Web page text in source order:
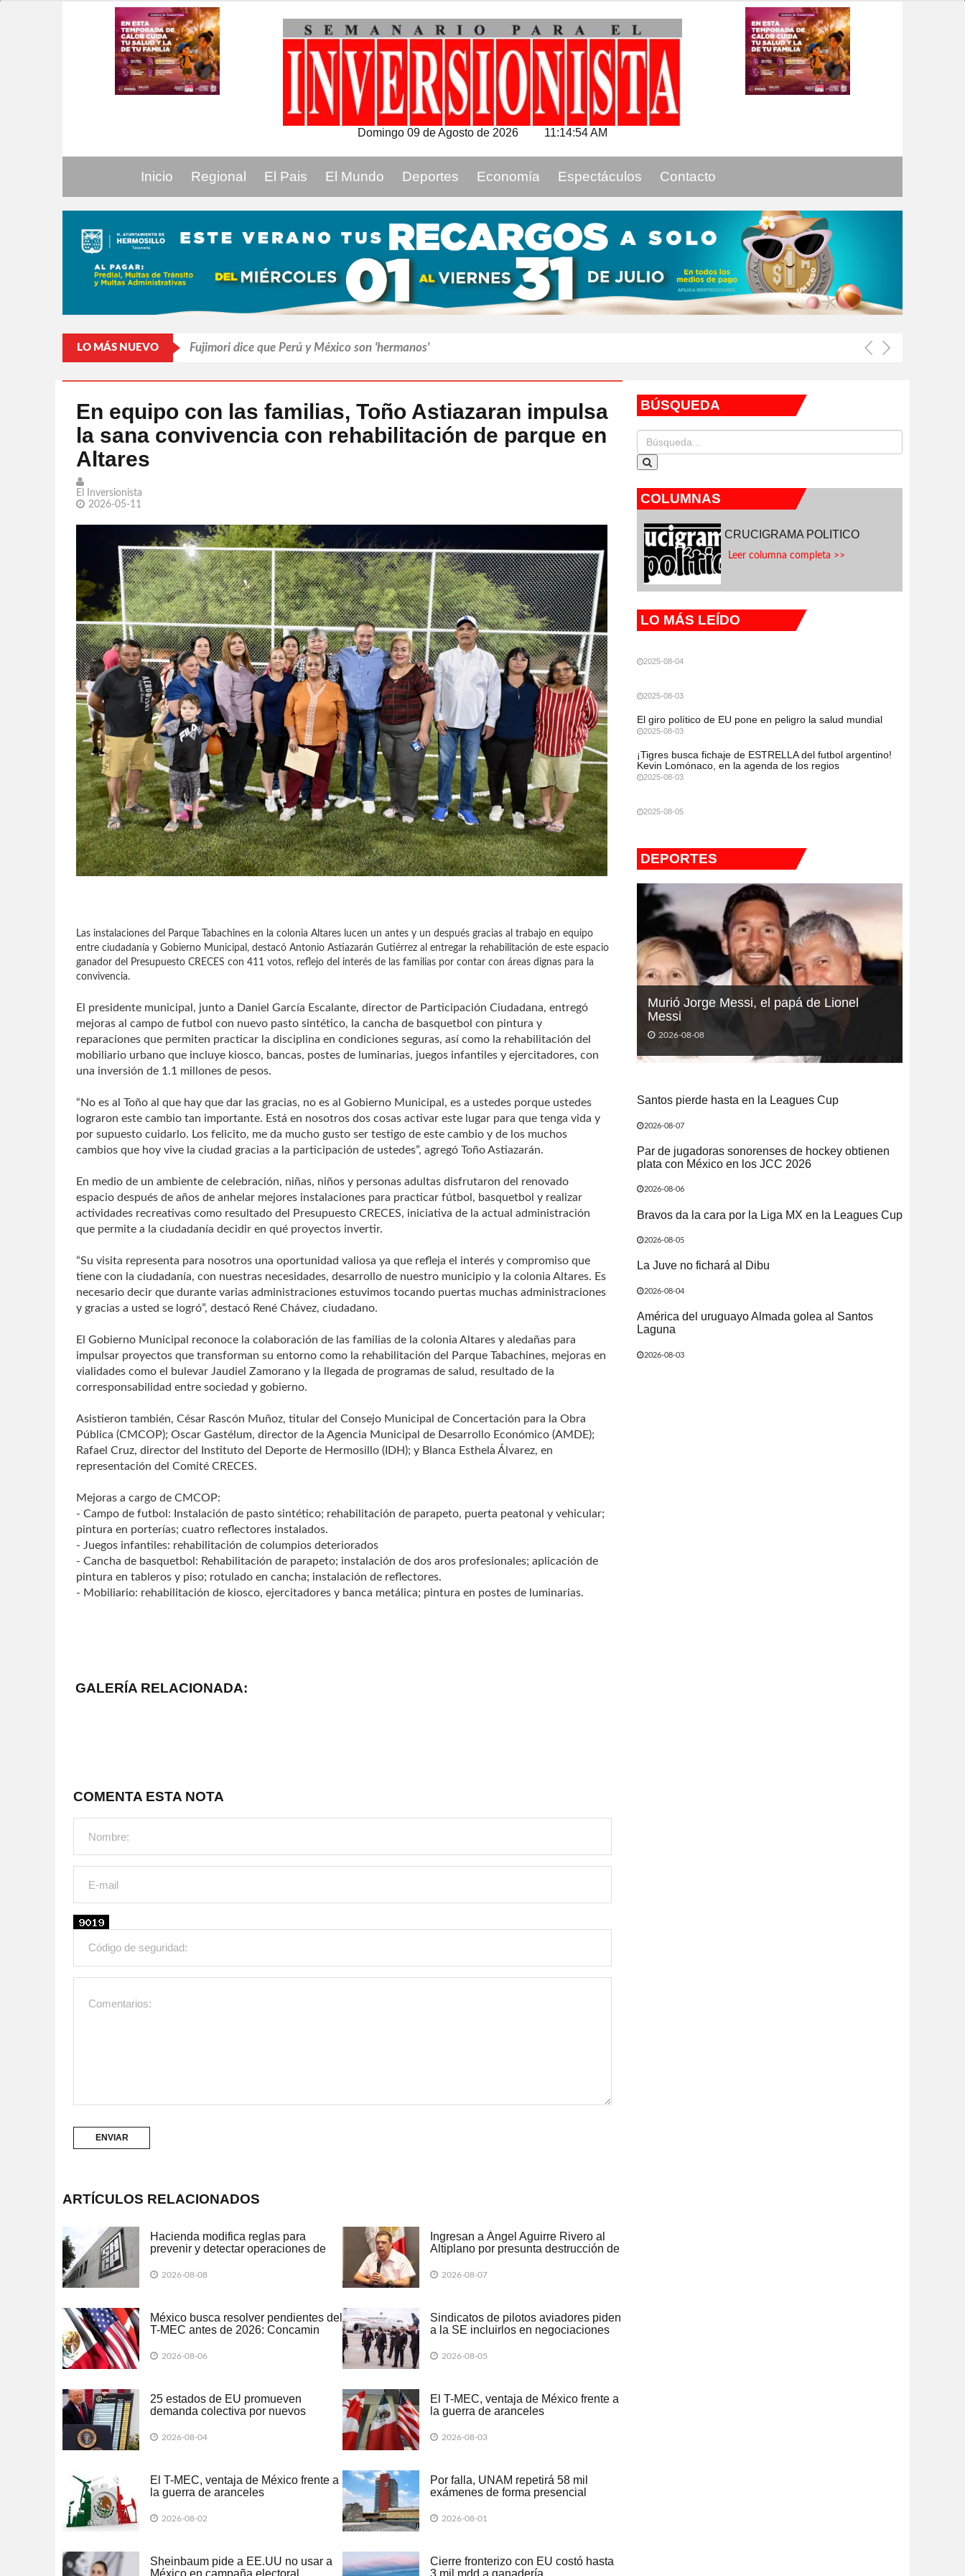
Domingo 09 de Agosto de 2026 11:14:55 AM
Inicio Regional El Pais El Mundo Deportes Economía Espectáculos Contacto
LO MÁS NUEVO Fujimori dice que Perú y México son 'hermanos'
Desechan jueces amparos por nuevo examen en UNAM
Murió Jorge Messi, el papá de Lionel Messi
En equipo con las familias, Toño Astiazaran impulsa
la sana convivencia con rehabilitación de parque en
Altares
El Inversionista
2026-05-11
Las instalaciones del Parque Tabachines en la colonia Altares lucen un antes y un después gracias al trabajo en equipo
entre ciudadanía y Gobierno Municipal, destacó Antonio Astiazarán Gutiérrez al entregar la rehabilitación de este espacio
ganador del Presupuesto CRECES con 411 votos, reflejo del interés de las familias por contar con áreas dignas para la
convivencia.
El presidente municipal, junto a Daniel García Escalante, director de Participación Ciudadana, entregó
mejoras al campo de futbol con nuevo pasto sintético, la cancha de basquetbol con pintura y
reparaciones que permiten practicar la disciplina en condiciones seguras, así como la rehabilitación del
mobiliario urbano que incluye kiosco, bancas, postes de luminarias, juegos infantiles y ejercitadores, con
una inversión de 1.1 millones de pesos.
“No es al Toño al que hay que dar las gracias, no es al Gobierno Municipal, es a ustedes porque ustedes
lograron este cambio tan importante. Está en nosotros dos cosas activar este lugar para que tenga vida y
por supuesto cuidarlo. Los felicito, me da mucho gusto ser testigo de este cambio y de los muchos
cambios que hoy vive la ciudad gracias a la participación de ustedes”, agregó Toño Astiazarán.
En medio de un ambiente de celebración, niñas, niños y personas adultas disfrutaron del renovado
espacio después de años de anhelar mejores instalaciones para practicar fútbol, basquetbol y realizar
actividades recreativas como resultado del Presupuesto CRECES, iniciativa de la actual administración
que permite a la ciudadanía decidir en qué proyectos invertir.
“Su visita representa para nosotros una oportunidad valiosa ya que refleja el interés y compromiso que
tiene con la ciudadanía, con nuestras necesidades, desarrollo de nuestro municipio y la colonia Altares. Es
necesario decir que durante varias administraciones estuvimos tocando puertas muchas administraciones
y gracias a usted se logró”, destacó René Chávez, ciudadano.
El Gobierno Municipal reconoce la colaboración de las familias de la colonia Altares y aledañas para
impulsar proyectos que transforman su entorno como la rehabilitación del Parque Tabachines, mejoras en
vialidades como el bulevar Jaudiel Zamorano y la llegada de programas de salud, resultado de la
corresponsabilidad entre sociedad y gobierno.
Asistieron también, César Rascón Muñoz, titular del Consejo Municipal de Concertación para la Obra
Pública (CMCOP); Oscar Gastélum, director de la Agencia Municipal de Desarrollo Económico (AMDE);
Rafael Cruz, director del Instituto del Deporte de Hermosillo (IDH); y Blanca Esthela Álvarez, en
representación del Comité CRECES.
Mejoras a cargo de CMCOP:
- Campo de futbol: Instalación de pasto sintético; rehabilitación de parapeto, puerta peatonal y vehicular;
pintura en porterías; cuatro reflectores instalados.
- Juegos infantiles: rehabilitación de columpios deteriorados
- Cancha de basquetbol: Rehabilitación de parapeto; instalación de dos aros profesionales; aplicación de
pintura en tableros y piso; rotulado en cancha; instalación de reflectores.
- Mobiliario: rehabilitación de kiosco, ejercitadores y banca metálica; pintura en postes de luminarias.
GALERÍA RELACIONADA:
COMENTA ESTA NOTA
ARTÍCULOS RELACIONADOS
Hacienda modifica reglas para
prevenir y detectar operaciones de
2026-08-08
Ingresan a Ángel Aguirre Rivero al
Altiplano por presunta destrucción de
2026-08-07
México busca resolver pendientes del
T-MEC antes de 2026: Concamin
2026-08-06
Sindicatos de pilotos aviadores piden
a la SE incluirlos en negociaciones
2026-08-05
25 estados de EU promueven
demanda colectiva por nuevos
2026-08-04
El T-MEC, ventaja de México frente a
la guerra de aranceles
2026-08-03
El T-MEC, ventaja de México frente a
la guerra de aranceles
2026-08-02
Por falla, UNAM repetirá 58 mil
exámenes de forma presencial
2026-08-01
Sheinbaum pide a EE.UU no usar a
México en campaña electoral
Cierre fronterizo con EU costó hasta
3 mil mdd a ganadería
BÚSQUEDA
COLUMNAS
CRUCIGRAMA POLITICO
Leer columna completa >>
LO MÁS LEÍDO
2025-08-04
2025-08-03
El giro político de EU pone en peligro la salud mundial
2025-08-03
¡Tigres busca fichaje de ESTRELLA del futbol argentino!
Kevin Lomónaco, en la agenda de los regios
2025-08-03
2025-08-05
DEPORTES
Murió Jorge Messi, el papá de Lionel
Messi
2026-08-08
Santos pierde hasta en la Leagues Cup
2026-08-07
Par de jugadoras sonorenses de hockey obtienen
plata con México en los JCC 2026
2026-08-06
Bravos da la cara por la Liga MX en la Leagues Cup
2026-08-05
La Juve no fichará al Dibu
2026-08-04
América del uruguayo Almada golea al Santos
Laguna
2026-08-03